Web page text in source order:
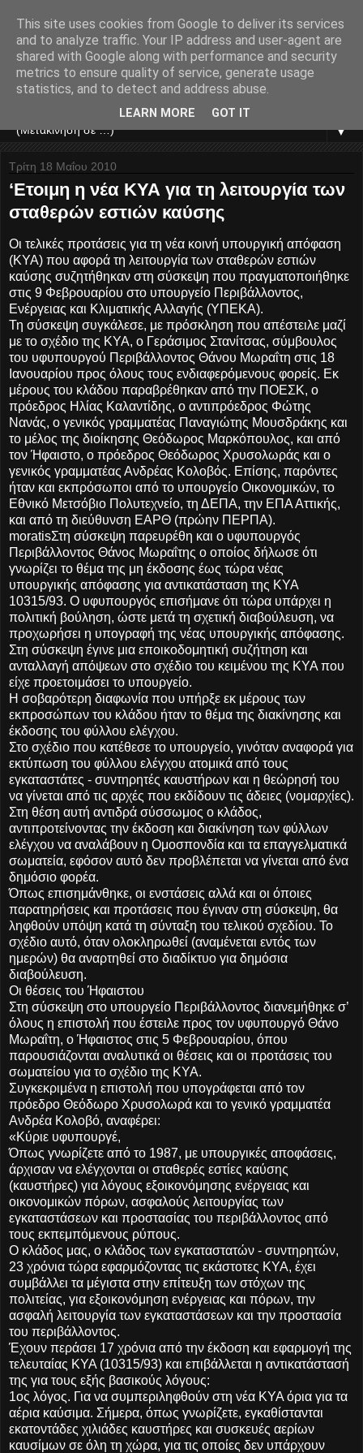
ΚΙΤΣΗΣ ΚΩΣΤΑΣ
ΣΥΝΤΗΡΗΣΗ ΚΑΥΣΤΗΡΩΝ - ΑΥΤΟΝΟΜΙΕΣ -
ΑΥΤΟΜΑΤΙΣΜΟΙ - ΑΝΤΙΣΤΑΘΜΙΣΕΙΣ
▼
Τρίτη 18 Μαΐου 2010
‘Ετοιμη η νέα ΚΥΑ για τη λειτουργία των
σταθερών εστιών καύσης
Οι τελικές προτάσεις για τη νέα κοινή υπουργική απόφαση
(ΚΥΑ) που αφορά τη λειτουργία των σταθερών εστιών
καύσης συζητήθηκαν στη σύσκεψη που πραγματοποιήθηκε
στις 9 Φεβρουαρίου στο υπουργείο Περιβάλλοντος,
Ενέργειας και Κλιματικής Αλλαγής (ΥΠΕΚΑ).
Τη σύσκεψη συγκάλεσε, με πρόσκληση που απέστειλε μαζί
με το σχέδιο της ΚΥΑ, ο Γεράσιμος Στανίτσας, σύμβουλος
του υφυπουργού Περιβάλλοντος Θάνου Μωραΐτη στις 18
Ιανουαρίου προς όλους τους ενδιαφερόμενους φορείς. Εκ
μέρους του κλάδου παραβρέθηκαν από την ΠΟΕΣΚ, ο
πρόεδρος Ηλίας Καλαντίδης, ο αντιπρόεδρος Φώτης
Νανάς, ο γενικός γραμματέας Παναγιώτης Μουσδράκης και
το μέλος της διοίκησης Θεόδωρος Μαρκόπουλος, και από
τον Ήφαιστο, ο πρόεδρος Θεόδωρος Χρυσολωράς και ο
γενικός γραμματέας Ανδρέας Κολοβός. Επίσης, παρόντες
ήταν και εκπρόσωποι από το υπουργείο Οικονομικών, το
Εθνικό Μετσόβιο Πολυτεχνείο, τη ΔΕΠΑ, την ΕΠΑ Αττικής,
και από τη διεύθυνση ΕΑΡΘ (πρώην ΠΕΡΠΑ).
moratisΣτη σύσκεψη παρευρέθη και ο υφυπουργός
Περιβάλλοντος Θάνος Μωραΐτης ο οποίος δήλωσε ότι
γνωρίζει το θέμα της μη έκδοσης έως τώρα νέας
υπουργικής απόφασης για αντικατάσταση της ΚΥΑ
10315/93. Ο υφυπουργός επισήμανε ότι τώρα υπάρχει η
πολιτική βούληση, ώστε μετά τη σχετική διαβούλευση, να
προχωρήσει η υπογραφή της νέας υπουργικής απόφασης.
Στη σύσκεψη έγινε μια εποικοδομητική συζήτηση και
ανταλλαγή απόψεων στο σχέδιο του κειμένου της ΚΥΑ που
είχε προετοιμάσει το υπουργείο.
Η σοβαρότερη διαφωνία που υπήρξε εκ μέρους των
εκπροσώπων του κλάδου ήταν το θέμα της διακίνησης και
έκδοσης του φύλλου ελέγχου.
Στο σχέδιο που κατέθεσε το υπουργείο, γινόταν αναφορά για
εκτύπωση του φύλλου ελέγχου ατομικά από τους
εγκαταστάτες - συντηρητές καυστήρων και η θεώρησή του
να γίνεται από τις αρχές που εκδίδουν τις άδειες (νομαρχίες).
Στη θέση αυτή αντιδρά σύσσωμος ο κλάδος,
αντιπροτείνοντας την έκδοση και διακίνηση των φύλλων
ελέγχου να αναλάβουν η Ομοσπονδία και τα επαγγελματικά
σωματεία, εφόσον αυτό δεν προβλέπεται να γίνεται από ένα
δημόσιο φορέα.
Όπως επισημάνθηκε, οι ενστάσεις αλλά και οι όποιες
παρατηρήσεις και προτάσεις που έγιναν στη σύσκεψη, θα
ληφθούν υπόψη κατά τη σύνταξη του τελικού σχεδίου. Το
σχέδιο αυτό, όταν ολοκληρωθεί (αναμένεται εντός των
ημερών) θα αναρτηθεί στο διαδίκτυο για δημόσια
διαβούλευση.
Οι θέσεις του Ήφαιστου
Στη σύσκεψη στο υπουργείο Περιβάλλοντος διανεμήθηκε σ’
όλους η επιστολή που έστειλε προς τον υφυπουργό Θάνο
Μωραΐτη, ο Ήφαιστος στις 5 Φεβρουαρίου, όπου
παρουσιάζονται αναλυτικά οι θέσεις και οι προτάσεις του
σωματείου για το σχέδιο της ΚΥΑ.
Συγκεκριμένα η επιστολή που υπογράφεται από τον
πρόεδρο Θεόδωρο Χρυσολωρά και το γενικό γραμματέα
Ανδρέα Κολοβό, αναφέρει:
«Κύριε υφυπουργέ,
Όπως γνωρίζετε από το 1987, με υπουργικές αποφάσεις,
άρχισαν να ελέγχονται οι σταθερές εστίες καύσης
(καυστήρες) για λόγους εξοικονόμησης ενέργειας και
οικονομικών πόρων, ασφαλούς λειτουργίας των
εγκαταστάσεων και προστασίας του περιβάλλοντος από
τους εκπεμπόμενους ρύπους.
Ο κλάδος μας, ο κλάδος των εγκαταστατών - συντηρητών,
23 χρόνια τώρα εφαρμόζοντας τις εκάστοτες ΚΥΑ, έχει
συμβάλλει τα μέγιστα στην επίτευξη των στόχων της
πολιτείας, για εξοικονόμηση ενέργειας και πόρων, την
ασφαλή λειτουργία των εγκαταστάσεων και την προστασία
του περιβάλλοντος.
Έχουν περάσει 17 χρόνια από την έκδοση και εφαρμογή της
τελευταίας ΚΥΑ (10315/93) και επιβάλλεται η αντικατάστασή
της για τους εξής βασικούς λόγους:
1ος λόγος. Για να συμπεριληφθούν στη νέα ΚΥΑ όρια για τα
αέρια καύσιμα. Σήμερα, όπως γνωρίζετε, εγκαθίστανται
εκατοντάδες χιλιάδες καυστήρες και συσκευές αερίων
καυσίμων σε όλη τη χώρα, για τις οποίες δεν υπάρχουν
This site uses cookies from Google to deliver its services
and to analyze traffic. Your IP address and user-agent are
shared with Google along with performance and security
metrics to ensure quality of service, generate usage
statistics, and to detect and address abuse.
LEARN MORE GOT IT